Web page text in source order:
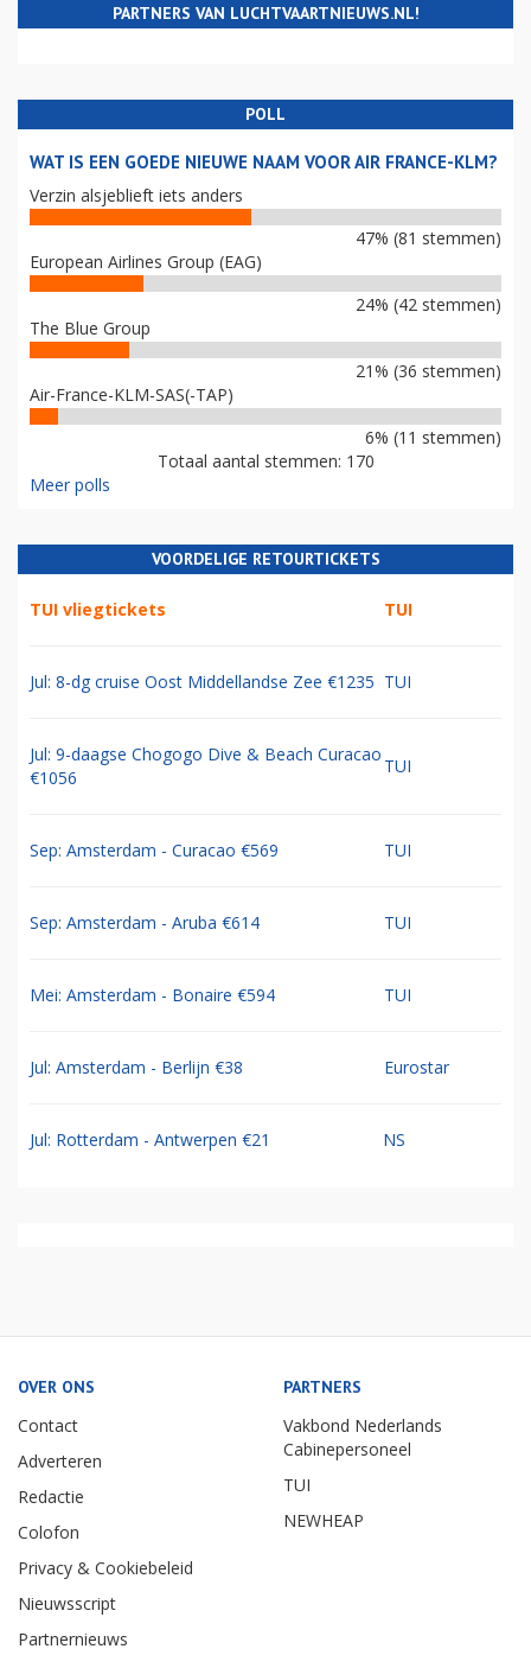
PARTNERS VAN LUCHTVAARTNIEUWS.NL!
POLL
WAT IS EEN GOEDE NIEUWE NAAM VOOR AIR FRANCE-KLM?
Verzin alsjeblieft iets anders
47% (81 stemmen)
European Airlines Group (EAG)
24% (42 stemmen)
The Blue Group
21% (36 stemmen)
Air-France-KLM-SAS(-TAP)
6% (11 stemmen)
Totaal aantal stemmen: 170
Meer polls
VOORDELIGE RETOURTICKETS
TUI vliegtickets TUI
Jul: 8-dg cruise Oost Middellandse Zee €1235 TUI
Jul: 9-daagse Chogogo Dive & Beach Curacao
€1056
TUI
Sep: Amsterdam - Curacao €569 TUI
Sep: Amsterdam - Aruba €614 TUI
Mei: Amsterdam - Bonaire €594 TUI
Jul: Amsterdam - Berlijn €38 Eurostar
Jul: Rotterdam - Antwerpen €21 NS
OVER ONS
Contact
Adverteren
Redactie
Colofon
Privacy & Cookiebeleid
Nieuwsscript
Partnernieuws
PARTNERS
Vakbond Nederlands
Cabinepersoneel
TUI
NEWHEAP